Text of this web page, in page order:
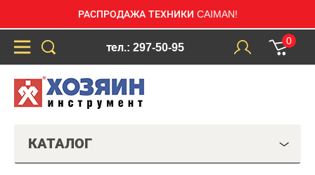
РАСПРОДАЖА ТЕХНИКИ CAIMAN!
тел.: 297-50-95
0
КАТАЛОГ